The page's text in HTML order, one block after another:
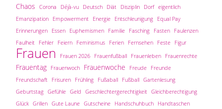
Chaos Corona Déjà-vu Deutsch Diät Disziplin Dorf eigentlich
Emanzipation Empowerment Energie Entschleunigung Equal Pay
Erinnerungen Essen Euphemismen Familie Fasching Fasten Faulenzen
Faulheit Fehler Feiern Feminismus Ferien Fernsehen Feste Figur
Frauen Frauen 2026 Frauenfußball Frauenleben Frauenrechte
Frauentag Frauenwoch Frauenwoche Freude Freunde
Freundschaft Frisuren Frühling Fußaball Fußball Gartenlesung
Geburtstag Gefühle Geld Geschlechtergerechtigkeit Gleichberechtigung
Glück Grillen Gute Laune Gutscheine Handschuhbuch Handtaschen